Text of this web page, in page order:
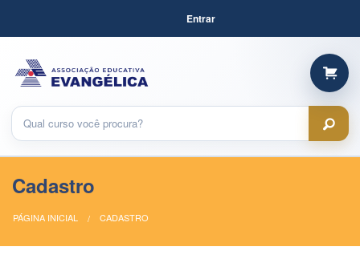
Entrar
Cadastro
PÁGINA INICIAL CADASTRO